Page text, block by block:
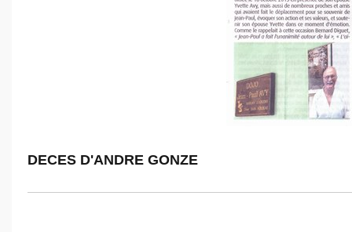
DECES D'ANDRE GONZE